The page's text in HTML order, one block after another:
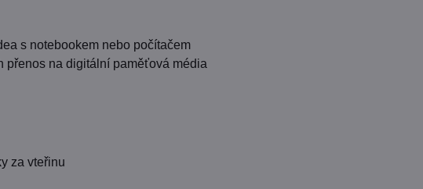
s notebookem nebo počítačem
přenos na digitální paměťová média
za vteřinu